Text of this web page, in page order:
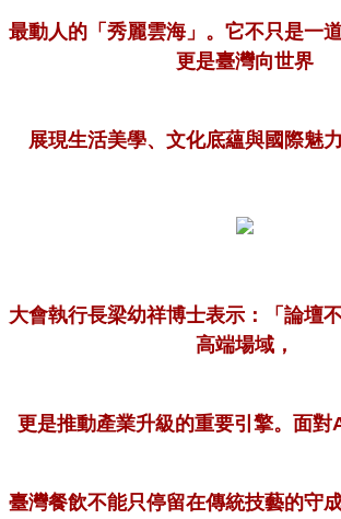
最動人的「秀麗雲海」。它不只是一
更是臺灣向世界
展現生活美學、文化底蘊與國際魅
大會執行長梁幼祥博士表示：「論壇
高端場域，
更是推動產業升級的重要引擎。面對
臺灣餐飲不能只停留在傳統技藝的守